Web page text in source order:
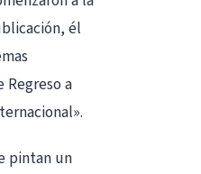
él
a
pintan un